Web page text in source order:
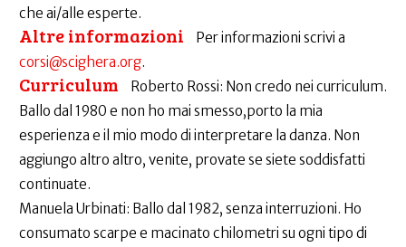
che ai/alle esperte.
Altre informazioni
Per informazioni scrivi a
corsi@scighera.org.
Curriculum
Roberto Rossi: Non credo nei curriculum.
Ballo dal 1980 e non ho mai smesso,porto la mia
esperienza e il mio modo di interpretare la danza. Non
aggiungo altro altro, venite, provate se siete soddisfatti
continuate.
Manuela Urbinati: Ballo dal 1982, senza interruzioni. Ho
consumato scarpe e macinato chilometri su ogni tipo di